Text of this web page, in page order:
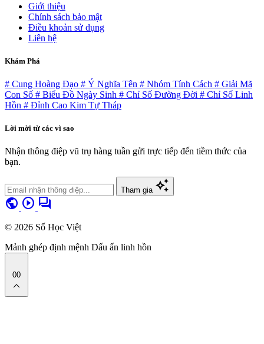
Giới thiệu
Chính sách bảo mật
Điều khoản sử dụng
Liên hệ
Khám Phá
# Cung Hoàng Đạo # Ý Nghĩa Tên # Nhóm Tính Cách # Giải Mã
Con Số # Biểu Đồ Ngày Sinh # Chỉ Số Đường Đời # Chỉ Số Linh
Hồn # Đỉnh Cao Kim Tự Tháp
Lời mời từ các vì sao
Nhận thông điệp vũ trụ hàng tuần gửi trực tiếp đến tiềm thức của
bạn.
Tham gia auto_awesome
public play_circle forum
© 2026 Số Học Việt
Mảnh ghép định mệnh Dấu ấn linh hồn
00
expand_less